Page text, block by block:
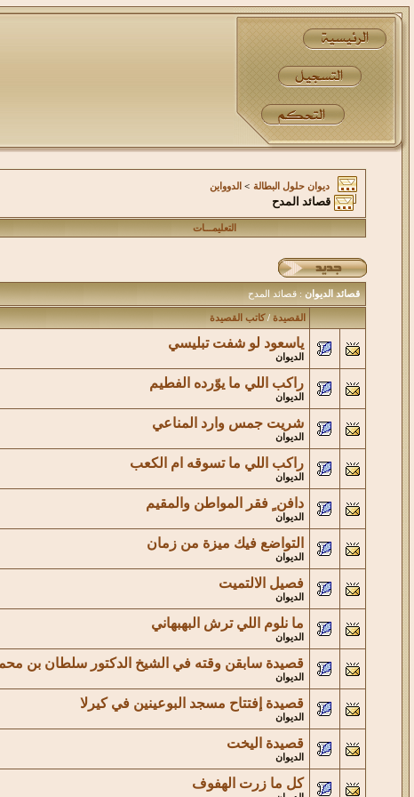
ديوان حلول البطالة > الدوواين
قصائد المدح
التعليمـــات
قصائد الديوان : قصائد المدح
القصيدة /كاتب القصيدة
ياسعود لو شفت تبليسي
الديوان
راكب اللي ما يوّرده الفطيم
الديوان
شريت جمس وارد المناعي
الديوان
راكب اللي ما تسوقه ام الكعب
الديوان
دافن ٍ فقر المواطن والمقيم
الديوان
التواضع فيك ميزة من زمان
الديوان
فصيل الالتميت
الديوان
ما نلوم اللي ترش البهبهاني
الديوان
قصيدة سابقن وقته في الشيخ الدكتور سلطان بن
الديوان
قصيدة إفتتاح مسجد البوعينين في كيرلا
الديوان
قصيدة اليخت
الديوان
كل ما زرت الهفوف